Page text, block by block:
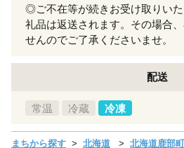
◎ご不在等が続きお受け取りい
礼品は返送されます。その場合
せんのでご了承くださいませ。
配送
常温 冷蔵 冷凍
まちから探す 北海道 北海道鹿部町